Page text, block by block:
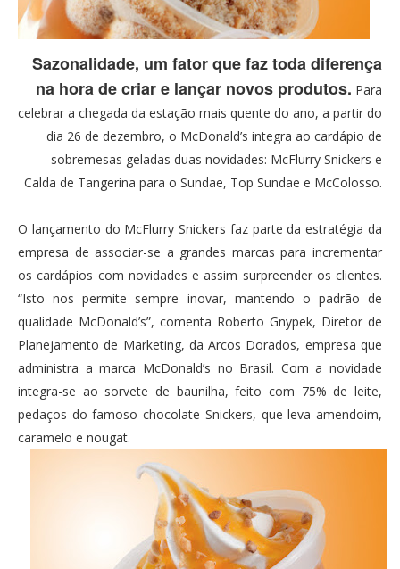
Sazonalidade, um fator que faz toda diferença
na hora de criar e lançar novos produtos. Para
celebrar a chegada da estação mais quente do ano, a partir do
dia 26 de dezembro, o McDonald’s integra ao cardápio de
sobremesas geladas duas novidades: McFlurry Snickers e
Calda de Tangerina para o Sundae, Top Sundae e McColosso.
O lançamento do McFlurry Snickers faz parte da estratégia da
empresa de associar-se a grandes marcas para incrementar
os cardápios com novidades e assim surpreender os clientes.
“Isto nos permite sempre inovar, mantendo o padrão de
qualidade McDonald’s”, comenta Roberto Gnypek, Diretor de
Planejamento de Marketing, da Arcos Dorados, empresa que
administra a marca McDonald’s no Brasil. Com a novidade
integra-se ao sorvete de baunilha, feito com 75% de leite,
pedaços do famoso chocolate Snickers, que leva amendoim,
caramelo e nougat.